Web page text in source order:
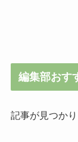
編集部おす
記事が見つかり